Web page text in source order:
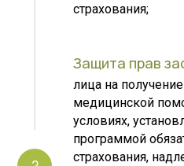
страхования;
Защита прав
лица на
медицинской
условиях,
программой
страхования,